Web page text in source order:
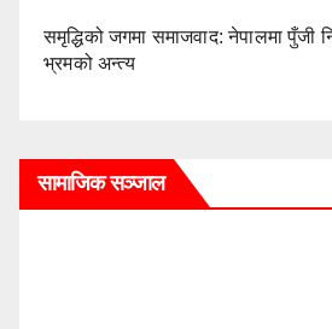
समृद्धिको जगमा समाजवाद: नेपालमा पुँजी
भ्रमको अन्त्य
सामाजिक सञ्जाल